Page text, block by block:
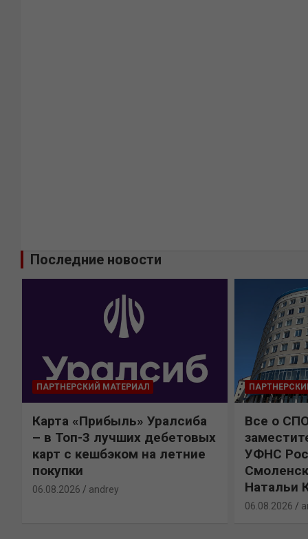
Последние новости
ПАРТНЕРСКИЙ МАТЕРИАЛ
Карта «Прибыль» Уралсиба
– в Топ-3 лучших дебетовых
карт с кешбэком на летние
покупки
06.08.2026 andrey
Все о
УФНС
Натальи
06.08.2026